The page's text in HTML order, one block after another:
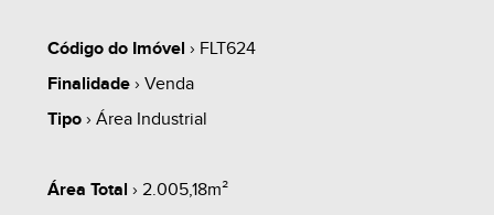
Código do Imóvel › FLT624
Finalidade› Venda
Tipo› Área Industrial
Área Total › 2.005,18m²